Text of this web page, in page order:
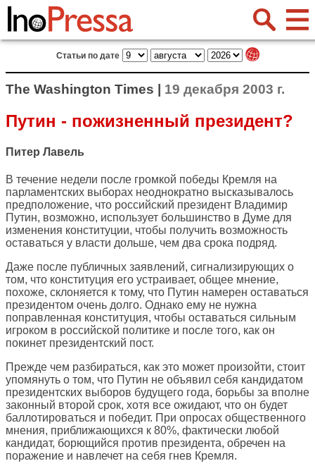
Статьи по дате
The Washington Times | 19 декабря 2003 г.
Путин - пожизненный президент?
Питер Лавель
В течение недели после громкой победы Кремля на
парламентских выборах неоднократно высказывалось
предположение, что российский президент Владимир
Путин, возможно, использует большинство в Думе для
изменения конституции, чтобы получить возможность
оставаться у власти дольше, чем два срока подряд.
Даже после публичных заявлений, сигнализирующих о
том, что конституция его устраивает, общее мнение,
похоже, склоняется к тому, что Путин намерен оставаться
президентом очень долго. Однако ему не нужна
поправленная конституция, чтобы оставаться сильным
игроком в российской политике и после того, как он
покинет президентский пост.
Прежде чем разбираться, как это может произойти, стоит
упомянуть о том, что Путин не объявил себя кандидатом
президентских выборов будущего года, борьбы за вполне
законный второй срок, хотя все ожидают, что он будет
баллотироваться и победит. При опросах общественного
мнения, приближающихся к 80%, фактически любой
кандидат, борющийся против президента, обречен на
поражение и навлечет на себя гнев Кремля.